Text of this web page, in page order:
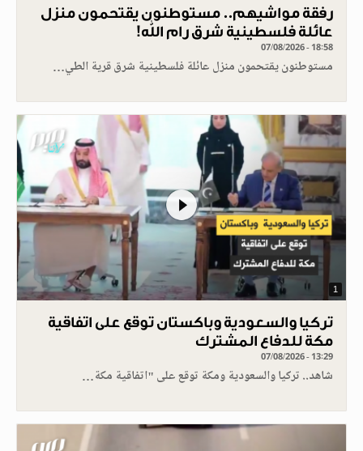
رفقة مواشيهم.. مستوطنون يقتحمون منزل
عائلة فلسطينية شرق رام الله!
07/08/2026 - 18:58
مستوطنون يقتحمون منزل عائلة فلسطينية شرق قرية الطي…
1
تركيا والسعودية وباكستان توقع على اتفاقية
مكة للدفاع المشترك
07/08/2026 - 13:29
شاهد.. تركيا والسعودية ومكة توقع على "اتفاقية مكة…